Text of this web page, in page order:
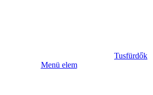
Tusfürdők
Menü elem